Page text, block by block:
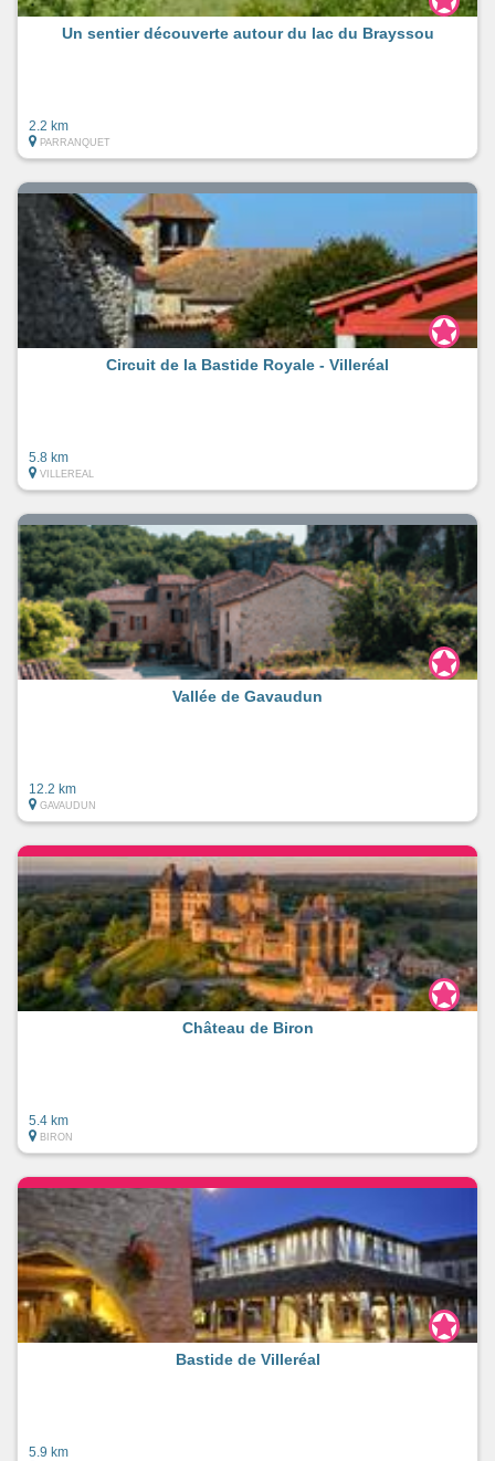
Un sentier découverte autour du lac du Brayssou
2.2 km
PARRANQUET
Circuit de la Bastide Royale - Villeréal
5.8 km
VILLEREAL
Vallée de Gavaudun
12.2 km
GAVAUDUN
Château de Biron
5.4 km
BIRON
Bastide de Villeréal
5.9 km